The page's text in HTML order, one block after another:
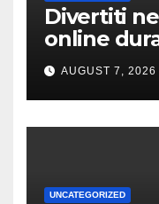
Divertiti
online
slot-
AUGUST 7, 2026
UNCATEGORIZED